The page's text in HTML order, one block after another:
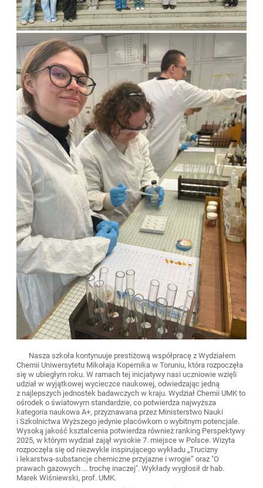
Nasza szkoła kontynuuje prestiżową współpracę z Wydziałem
Chemii Uniwersytetu Mikołaja Kopernika w Toruniu, która rozpoczęła
się w ubiegłym roku. W ramach tej inicjatywy nasi uczniowie wzięli
udział w wyjątkowej wycieczce naukowej, odwiedzając jedną
z najlepszych jednostek badawczych w kraju. Wydział Chemii UMK to
ośrodek o światowym standardzie, co potwierdza najwyższa
kategoria naukowa A+, przyznawana przez Ministerstwo Nauki
i Szkolnictwa Wyższego jedynie placówkom o wybitnym potencjale.
Wysoką jakość kształcenia potwierdza również ranking Perspektywy
2025, w którym wydział zajął wysokie 7. miejsce w Polsce. Wizyta
rozpoczęła się od niezwykle inspirującego wykładu „Trucizny
i lekarstwa-substancje chemiczne przyjazne i wrogie” oraz "O
prawach gazowych ... trochę inaczej". Wykłady wygłosił dr hab.
Marek Wiśniewski, prof. UMK.